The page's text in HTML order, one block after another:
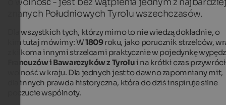
znanych Południowych Tyrolu wszechczasów.
Dla wszystkich tych, którzy mimo to nie wiedzą dokładnie, o
kim tutaj mówimy: W1809roku, jako porucznik strzelców,
z kilkoma innymi strzelcami praktycznie w pojedynkę
Francuzów i Bawarczyków z Tyrolui na krótki czas
wolność w kraju. Dla jednych jest to dawno zapomniany mit,
dla innych prawda historyczna, która do dziś inspiruje silne
poczucie wspólnoty.